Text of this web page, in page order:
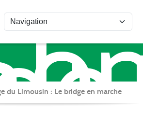
du Limousin : Le bridge en marche